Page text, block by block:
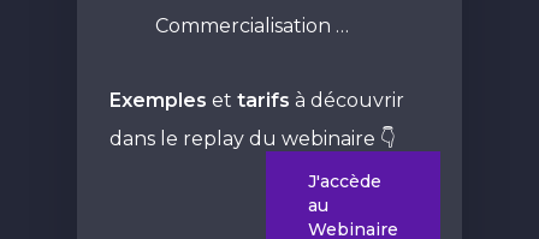
Commercialisation …
Exemples et tarifs à découvrir
dans le replay du webinaire 👇
J'accède
au
Webinaire